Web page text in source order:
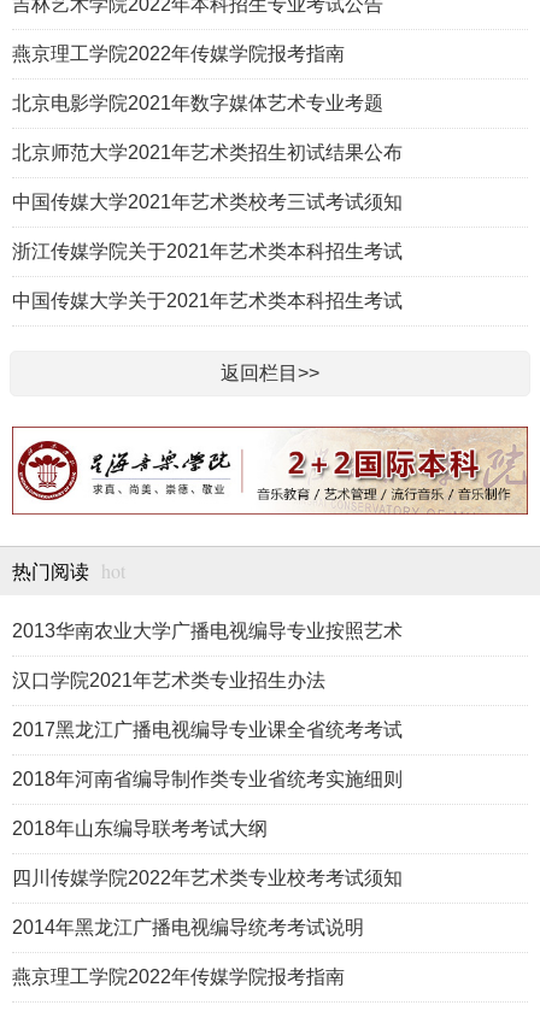
燕京理工学院2022年传媒学院报考指南
北京电影学院2021年数字媒体艺术专业考题
北京师范大学2021年艺术类招生初试结果公布
中国传媒大学2021年艺术类校考三试考试须知
浙江传媒学院关于2021年艺术类本科招生考试
中国传媒大学关于2021年艺术类本科招生考试
返回栏目>>
热门阅读 hot
2013华南农业大学广播电视编导专业按照艺术
汉口学院2021年艺术类专业招生办法
2017黑龙江广播电视编导专业课全省统考考试
2018年河南省编导制作类专业省统考实施细则
2018年山东编导联考考试大纲
四川传媒学院2022年艺术类专业校考考试须知
2014年黑龙江广播电视编导统考考试说明
燕京理工学院2022年传媒学院报考指南